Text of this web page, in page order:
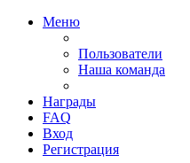
Меню
Пользователи
Наша команда
Награды
FAQ
Вход
Регистрация